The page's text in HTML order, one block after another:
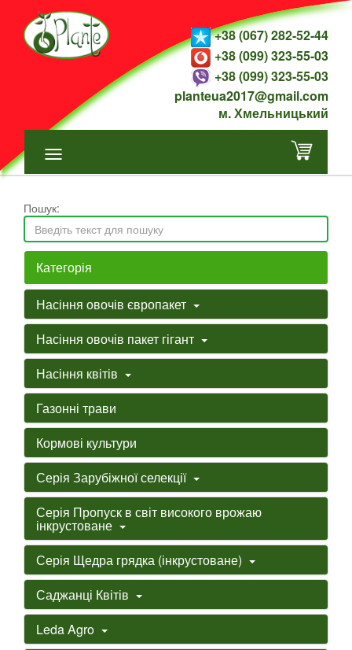
+38 (067) 282-52-44
+38 (099) 323-55-03
+38 (099) 323-55-03
planteua2017@gmail.com
м. Хмельницький
Пошук:
Категорія
Насіння овочів європакет
Насіння овочів пакет гігант
Насіння квітів
Газонні трави
Кормові культури
Серія Зарубіжної селекції
Серія Пропуск в світ високого врожаю
інкрустоване
Серія Щедра грядка (інкрустоване)
Саджанці Квітів
Leda Agro